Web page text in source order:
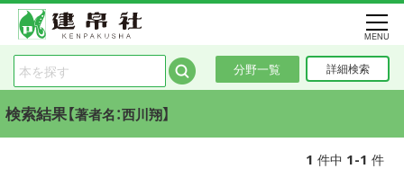
分野一覧 詳細検索
MENU
検索結果【著者名：西川翔】
1 件中 1-1 件